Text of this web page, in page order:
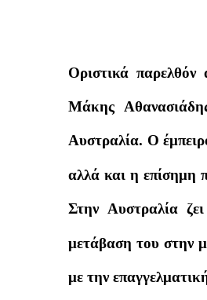
Οριστικά
Μάκης
Αυστραλία. Ο
αλλά και η επίσημη
Στην Αυστραλία
μετάβαση του στην
με την